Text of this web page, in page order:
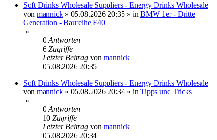
Soft Drinks Wholesale Suppliers - Energy Drinks Wholesale
von mannick » 05.08.2026 20:35 » in BMW 1er - Dritte
Generation - Baureihe F40
»
0 Antworten
6 Zugriffe
Letzter Beitrag von mannick
05.08.2026 20:35
Soft Drinks Wholesale Suppliers - Energy Drinks Wholesale
von mannick » 05.08.2026 20:34 » in Tipps und Tricks
»
0 Antworten
10 Zugriffe
Letzter Beitrag von mannick
05.08.2026 20:34